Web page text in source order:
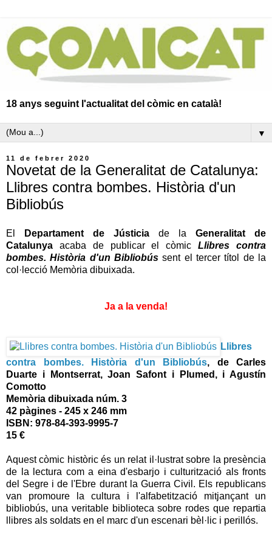
18 anys seguint l'actualitat del còmic en català!
▼
11 de febrer 2020
Novetat de la Generalitat de Catalunya:
Llibres contra bombes. Història d'un
Bibliobús
El Departament de Jústicia de la Generalitat de
Catalunya acaba de publicar el còmicLlibres contra
bombes. Història d'un Bibliobús sent el tercer títol de la
col·lecció Memòria dibuixada.
Ja a la venda!
Llibres
contra bombes. Història d'un Bibliobús, de Carles
Duarte i Montserrat, Joan Safont i Plumed, i Agustín
Comotto
Memòria dibuixada núm. 3
42 pàgines - 245 x 246 mm
ISBN: 978-84-393-9995-7
15 €
Aquest còmic històric és un relat il·lustrat sobre la presència
de la lectura com a eina d'esbarjo i culturització als fronts
del Segre i de l'Ebre durant la Guerra Civil. Els republicans
van promoure la cultura i l'alfabetització mitjançant un
bibliobús, una veritable biblioteca sobre rodes que repartia
llibres als soldats en el marc d'un escenari bèl·lic i perillós.